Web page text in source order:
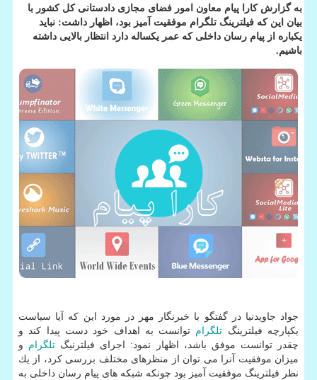
به گزارش كارا پیام معاون امور فضای مجازی دادستانی كل كشور با
بیان این كه فیلترینگ تلگرام موفقیت آمیز بود، اظهار داشت: نباید
یكباره از پیام رسان داخلی كه عمر یكساله دارد انتظار بالایی داشته
باشیم.
جواد جاویدنیا در گفتگو با خبرنگار مهر در مورد این كه آیا سیاست
یكپارچه فیلترینگ تلگرام توانست به اهداف خود دست پیدا كند و
چقدر توانست موفق باشد، اظهار نمود: اجرای فیلترنیگ تلگرام و
میزان موفقیت آنرا می توان از منظرهای مختلف بررسی كرد، از یك
نظر فیلترینگ موفقیت آمیز بود چونكه شبكه های پیام رسان داخلی به